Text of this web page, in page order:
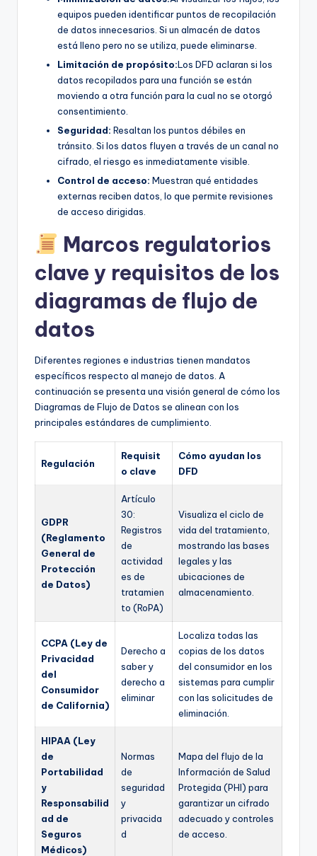
equipos pueden identificar puntos de recopilación
de datos innecesarios. Si un almacén de datos
está lleno pero no se utiliza, puede eliminarse.
Limitación de propósito:Los DFD aclaran si los
datos recopilados para una función se están
moviendo a otra función para la cual no se otorgó
consentimiento.
Seguridad: Resaltan los puntos débiles en
tránsito. Si los datos fluyen a través de un canal no
cifrado, el riesgo es inmediatamente visible.
Control de acceso: Muestran qué entidades
externas reciben datos, lo que permite revisiones
de acceso dirigidas.
Marcos regulatorios
clave y requisitos de los
diagramas de flujo de
datos
Diferentes regiones e industrias tienen mandatos
específicos respecto al manejo de datos. A
continuación se presenta una visión general de cómo los
Diagramas de Flujo de Datos se alinean con los
principales estándares de cumplimiento.
Regulación
Requisit
o clave
Cómo ayudan los
DFD
GDPR
(Reglamento
General de
Protección
de Datos)
Artículo
30:
Registros
de
actividad
es de
tratamien
to (RoPA)
Visualiza el ciclo de
vida del tratamiento,
mostrando las bases
legales y las
ubicaciones de
almacenamiento.
CCPA (Ley de
Privacidad
del
Consumidor
de California)
Derecho a
saber y
derecho a
eliminar
Localiza todas las
copias de los datos
del consumidor en los
sistemas para cumplir
con las solicitudes de
eliminación.
HIPAA (Ley
de
Portabilidad
y
Responsabilid
ad de
Seguros
Médicos)
Normas
de
seguridad
y
privacida
d
Mapa del flujo de la
Información de Salud
Protegida (PHI) para
garantizar un cifrado
adecuado y controles
de acceso.